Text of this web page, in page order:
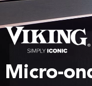
Micro-